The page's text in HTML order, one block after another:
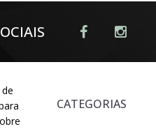
CATEGORIAS